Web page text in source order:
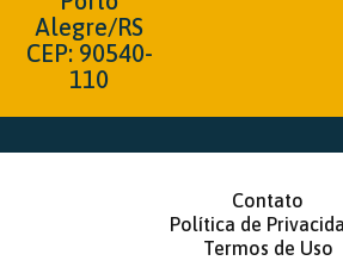
Alegre/RS
CEP: 90540-
110
Contato
Política de
Termos de Uso